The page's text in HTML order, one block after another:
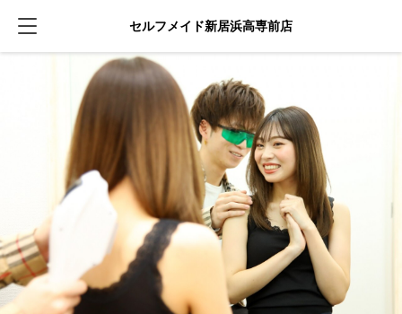
セルフメイド新居浜高専前店